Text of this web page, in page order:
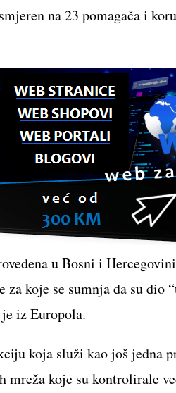
na 23 pomagača i
u Bosni i
koje se sumnja da su dio
iz Europola.
koja služi kao još jedna
mreža koje su kontrolirale